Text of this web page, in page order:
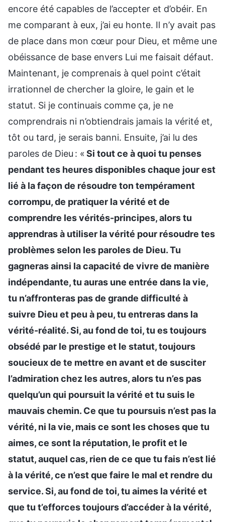
encore été capables de l’accepter et d’obéir. En
me comparant à eux, j’ai eu honte. Il n’y avait pas
de place dans mon cœur pour Dieu, et même une
obéissance de base envers Lui me faisait défaut.
Maintenant, je comprenais à quel point c’était
irrationnel de chercher la gloire, le gain et le
statut. Si je continuais comme ça, je ne
comprendrais ni n’obtiendrais jamais la vérité et,
tôt ou tard, je serais banni. Ensuite, j’ai lu des
paroles de Dieu : «Si tout ce à quoi tu penses
pendant tes heures disponibles chaque jour est
lié à la façon de résoudre ton tempérament
corrompu, de pratiquer la vérité et de
comprendre les vérités-principes, alors tu
apprendras à utiliser la vérité pour résoudre tes
problèmes selon les paroles de Dieu. Tu
gagneras ainsi la capacité de vivre de manière
indépendante, tu auras une entrée dans la vie,
tu n’affronteras pas de grande difficulté à
suivre Dieu et peu à peu, tu entreras dans la
vérité-réalité. Si, au fond de toi, tu es toujours
obsédé par le prestige et le statut, toujours
soucieux de te mettre en avant et de susciter
l’admiration chez les autres, alors tu n’es pas
quelqu’un qui poursuit la vérité et tu suis le
mauvais chemin. Ce que tu poursuis n’est pas la
vérité, ni la vie, mais ce sont les choses que tu
aimes, ce sont la réputation, le profit et le
statut, auquel cas, rien de ce que tu fais n’est lié
à la vérité, ce n’est que faire le mal et rendre du
service. Si, au fond de toi, tu aimes la vérité et
que tu t’efforces toujours d’accéder à la vérité,